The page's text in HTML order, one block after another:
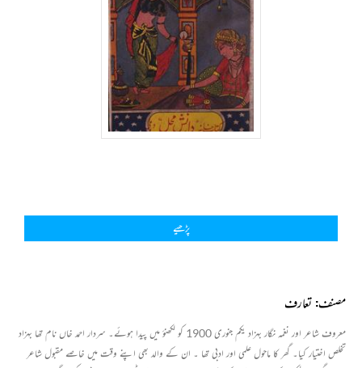
پڑھیے
مصنف: تعارف
معروف شاعر اور نغمہ نگار بہزاد یکم جنوری1900 کو لکھنؤ میں پیدا ہوئے۔ سردار احمد خاں نام تھا بہزاد
تخلص اختیار کیا۔ گھر کا ماحول علمی اور ادبی تھا ۔ ان کے والد بھی اپنے وقت میں خاصے مقبول شاعر